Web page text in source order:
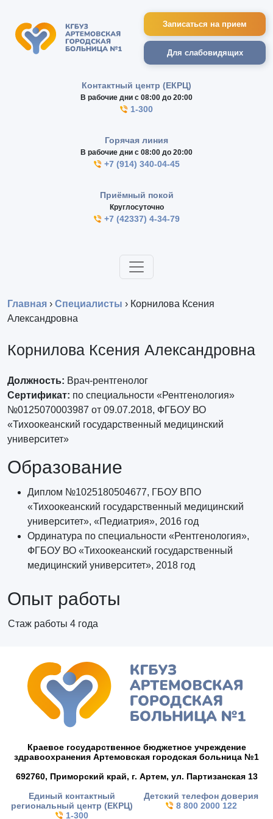
Записаться на прием
Для слабовидящих
Контактный центр (ЕКРЦ)
В рабочие дни с 08:00 до 20:00
1-300
Горячая линия
В рабочие дни с 08:00 до 20:00
+7 (914) 340-04-45
Приёмный покой
Круглосуточно
+7 (42337) 4-34-79
Главная › Специалисты › Корнилова Ксения
Александровна
Корнилова Ксения Александровна
Должность: Врач-рентгенолог
Сертификат: по специальности «Рентгенология»
№0125070003987 от 09.07.2018, ФГБОУ ВО
«Тихоокеанский государственный медицинский
университет»
Образование
Диплом №1025180504677, ГБОУ ВПО
«Тихоокеанский государственный медицинский
университет», «Педиатрия», 2016 год
Ординатура по специальности «Рентгенология»,
ФГБОУ ВО «Тихоокеанский государственный
медицинский университет», 2018 год
Опыт работы
Стаж работы 4 года
Краевое государственное бюджетное учреждение
здравоохранения Артемовская городская больница №1
692760, Приморский край, г. Артем, ул. Партизанская 13
Единый контактный
региональный центр (ЕКРЦ)
1-300
Детский телефон доверия
8 800 2000 122